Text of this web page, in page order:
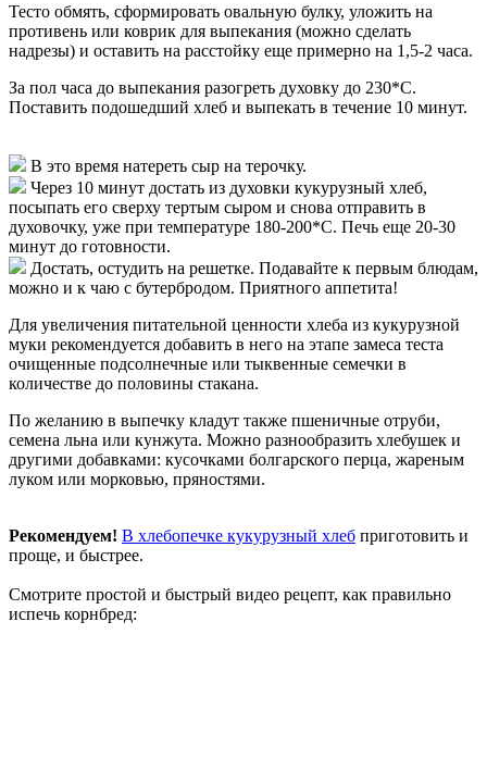
Тесто обмять, сформировать овальную булку, уложить на
противень или коврик для выпекания (можно сделать
надрезы) и оставить на расстойку еще примерно на 1,5-2 часа.
За пол часа до выпекания разогреть духовку до 230*С.
Поставить подошедший хлеб и выпекать в течение 10 минут.
В это время натереть сыр на терочку.
Через 10 минут достать из духовки кукурузный хлеб,
посыпать его сверху тертым сыром и снова отправить в
духовочку, уже при температуре 180-200*С. Печь еще 20-30
минут до готовности.
Достать, остудить на решетке. Подавайте к первым блюдам,
можно и к чаю с бутербродом. Приятного аппетита!
Для увеличения питательной ценности хлеба из кукурузной
муки рекомендуется добавить в него на этапе замеса теста
очищенные подсолнечные или тыквенные семечки в
количестве до половины стакана.
По желанию в выпечку кладут также пшеничные отруби,
семена льна или кунжута. Можно разнообразить хлебушек и
другими добавками: кусочками болгарского перца, жареным
луком или морковью, пряностями.
Рекомендуем! В хлебопечке кукурузный хлеб приготовить и
проще, и быстрее.
Смотрите простой и быстрый видео рецепт, как правильно
испечь корнбред: